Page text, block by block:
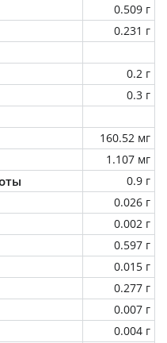
0.509 г
0.231 г
0.2 г
0.3 г
160.52 мг
1.107 мг
0.9 г
0.026 г
0.002 г
0.597 г
0.015 г
0.277 г
0.007 г
0.004 г